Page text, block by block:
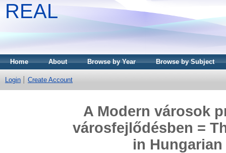
REAL
Home About Browse by Year Browse by Subject
Login Create Account
A Modern városok
városfejlődésben =
in